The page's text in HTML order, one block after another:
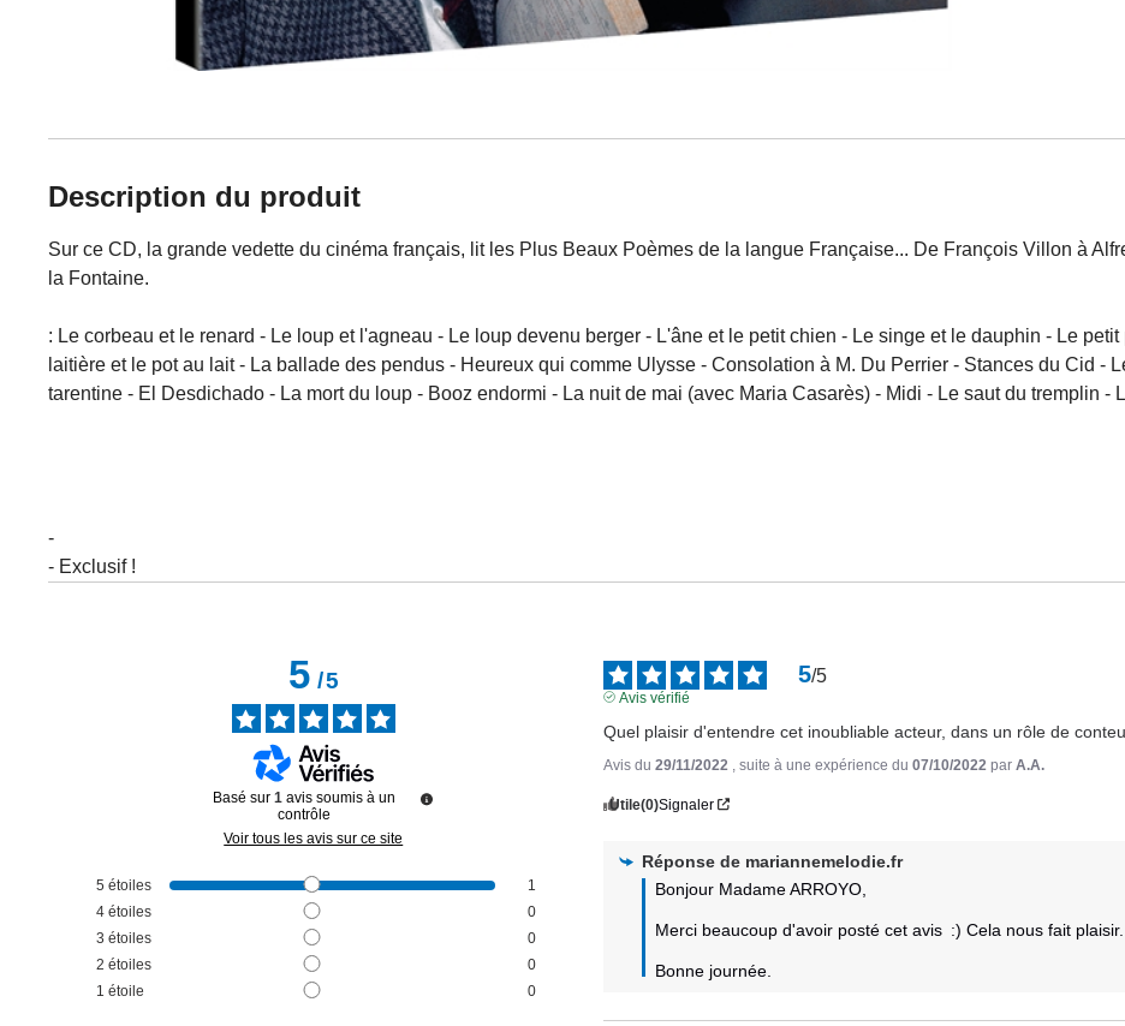
Description du produit
Sur ce CD, la grande vedette du cinéma français, lit les Plus Beaux Poèmes de la langue Française... De François Villon à
la Fontaine.
: Le corbeau et le renard - Le loup et l'agneau - Le loup devenu berger - L'âne et le petit chien - Le singe et le dauphin - Le
laitière et le pot au lait - La ballade des pendus - Heureux qui comme Ulysse - Consolation à M. Du Perrier - Stances du Cid -
tarentine - El Desdichado - La mort du loup - Booz endormi - La nuit de mai (avec Maria Casarès) - Midi - Le saut du tremplin -
-
- Exclusif !
5/5
Basé sur 1 avis soumis à un
contrôle
Voir tous les avis sur ce site
5 étoiles
1
4 étoiles
0
3 étoiles
0
2 étoiles
0
1 étoile 0
5/5
Avis vérifié
Quel plaisir d'entendre cet inoubliable acteur, dans un rôle de
Avis du29/11/2022 , suite à une expérience du07/10/2022 parA.A.
Utile(0)Signaler
Réponse de mariannemelodie.fr
Bonjour Madame ARROYO,
Merci beaucoup d'avoir posté cet avis  :) Cela nous fait plaisir.
Bonne journée.